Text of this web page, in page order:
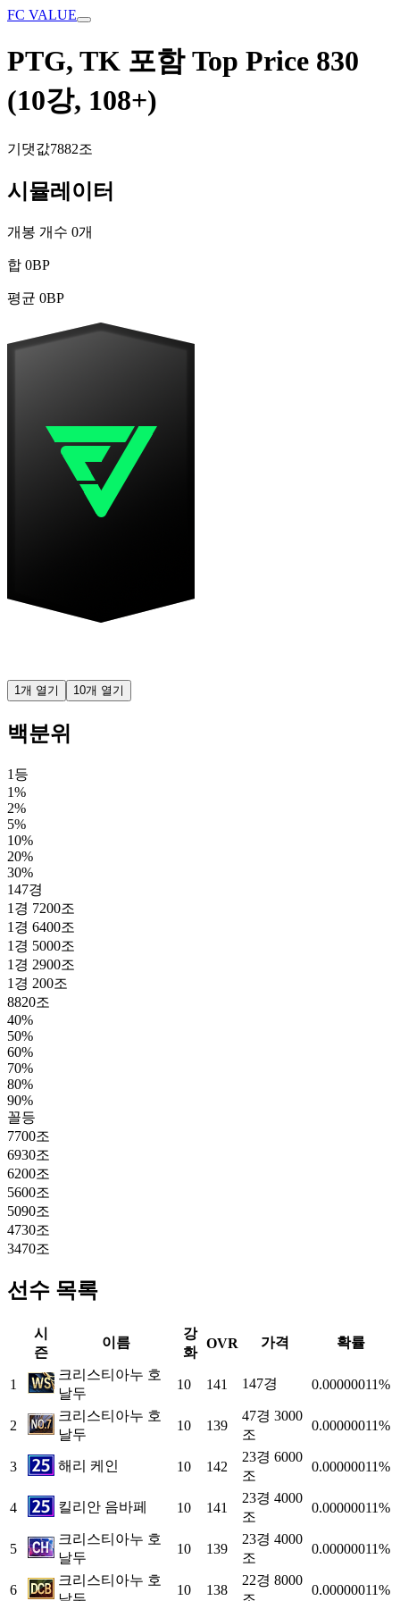
FC VALUE
PTG, TK 포함 Top Price 830
(10강, 108+)
기댓값7882조
시뮬레이터
개봉 개수 0개
합 0BP
평균 0BP
1개 열기 10개 열기
백분위
1등
1%
2%
5%
10%
20%
30%
147경
1경 7200조
1경 6400조
1경 5000조
1경 2900조
1경 200조
8820조
40%
50%
60%
70%
80%
90%
꼴등
7700조
6930조
6200조
5600조
5090조
4730조
3470조
선수 목록
시
즌
이름
강
화
OVR 가격 확률
1
크리스티아누 호
날두
10 141 147경 0.00000011%
2
크리스티아누 호
날두
10 139
47경 3000
조
0.00000011%
3 해리 케인 10 142
23경 6000
조
0.00000011%
4 킬리안 음바페 10 141
23경 4000
조
0.00000011%
5
크리스티아누 호
날두
10 139
23경 4000
조
0.00000011%
6
크리스티아누 호
10 138
22경 8000
0.00000011%